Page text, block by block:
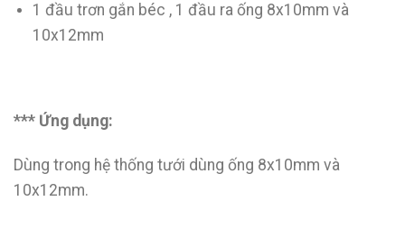
1 đầu trơn gắn béc , 1 đầu ra ống 8x10mm và
10x12mm
*** Ứng dụng:
Dùng trong hệ thống tưới dùng ống 8x10mm và
10x12mm.